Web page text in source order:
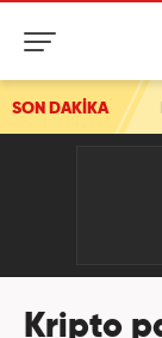
SON DAKİKA
gün! Numan
Kripto